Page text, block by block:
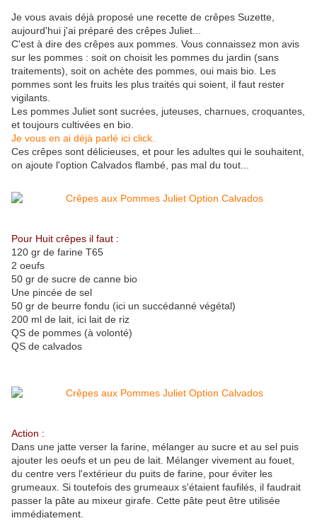
Je vous avais déjà proposé une recette de crêpes Suzette,
aujourd'hui j'ai préparé des crêpes Juliet...
C'est à dire des crêpes aux pommes. Vous connaissez mon avis
sur les pommes : soit on choisit les pommes du jardin (sans
traitements), soit on achète des pommes, oui mais bio. Les
pommes sont les fruits les plus traités qui soient, il faut rester
vigilants.
Les pommes Juliet sont sucrées, juteuses, charnues, croquantes,
et toujours cultivées en bio.
Je vous en ai déjà parlé ici click.
Ces crêpes sont délicieuses, et pour les adultes qui le souhaitent,
on ajoute l'option Calvados flambé, pas mal du tout...
Pour Huit crêpes il faut :
120 gr de farine T65
2 oeufs
50 gr de sucre de canne bio
Une pincée de sel
50 gr de beurre fondu (ici un succédanné végétal)
200 ml de lait, ici lait de riz
QS de pommes (à volonté)
QS de calvados
Action :
Dans une jatte verser la farine, mélanger au sucre et au sel puis
ajouter les oeufs et un peu de lait. Mélanger vivement au fouet,
du centre vers l'extérieur du puits de farine, pour éviter les
grumeaux. Si toutefois des grumeaux s'étaient faufilés, il faudrait
passer la pâte au mixeur girafe. Cette pâte peut être utilisée
immédiatement.